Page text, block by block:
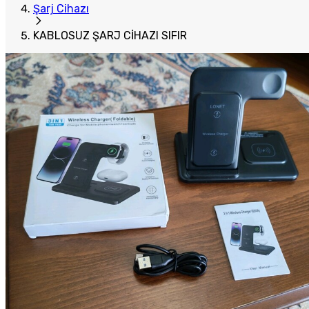
Şarj Cihazı
KABLOSUZ ŞARJ CİHAZI SIFIR